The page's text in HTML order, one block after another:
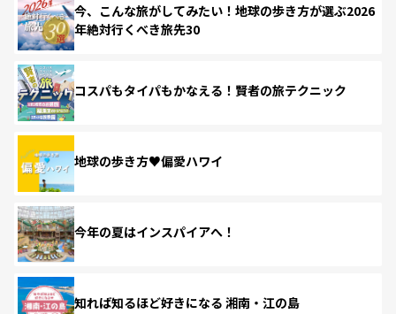
今、こんな旅がしてみたい！地球の歩き方が選ぶ2026
年絶対行くべき旅先30
コスパもタイパもかなえる！賢者の旅テクニック
地球の歩き方♥偏愛ハワイ
今年の夏はインスパイアへ！
知れば知るほど好きになる 湘南・江の島